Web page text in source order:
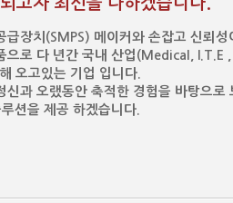
급장치(SMPS) 메이커와 손잡고 신뢰성
으로 다 년간 국내 산업(Medical, I.T.E
오고있는 기업 입니다.
신과 오랬동안 축적한 경험을 바탕으로
션을 제공 하겠습니다.
가격 인하 조정